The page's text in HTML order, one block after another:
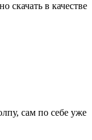
скачать в качестве
сам по себе уже